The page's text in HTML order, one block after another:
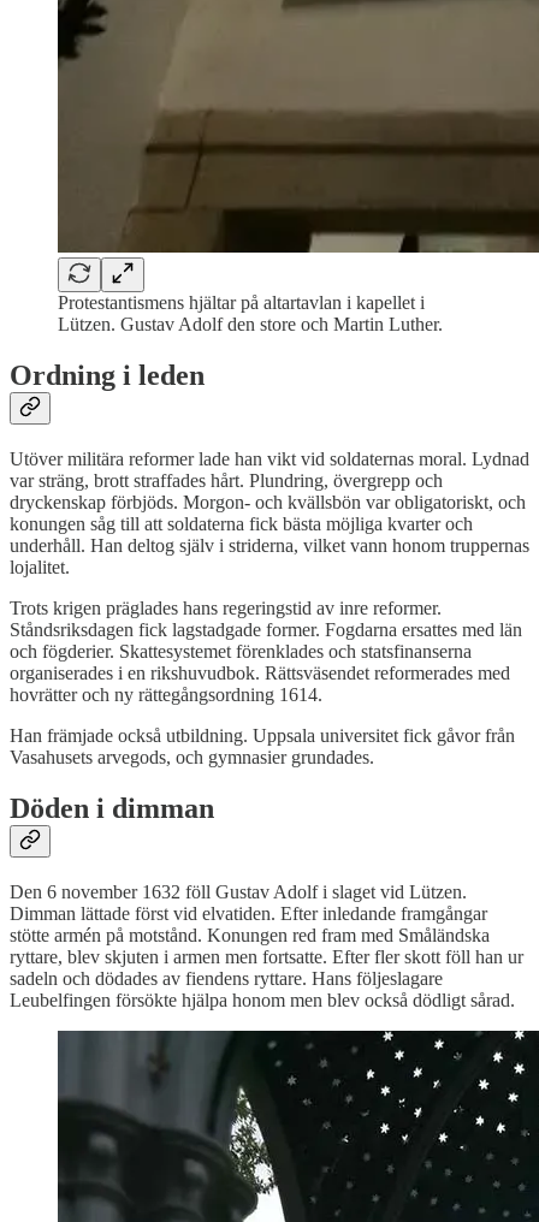
Protestantismens hjältar på altartavlan i kapellet i
Lützen. Gustav Adolf den store och Martin Luther.
Ordning i leden
Utöver militära reformer lade han vikt vid soldaternas moral. Lydnad
var sträng, brott straffades hårt. Plundring, övergrepp och
dryckenskap förbjöds. Morgon- och kvällsbön var obligatoriskt, och
konungen såg till att soldaterna fick bästa möjliga kvarter och
underhåll. Han deltog själv i striderna, vilket vann honom truppernas
lojalitet.
Trots krigen präglades hans regeringstid av inre reformer.
Ståndsriksdagen fick lagstadgade former. Fogdarna ersattes med län
och fögderier. Skattesystemet förenklades och statsfinanserna
organiserades i en rikshuvudbok. Rättsväsendet reformerades med
hovrätter och ny rättegångsordning 1614.
Han främjade också utbildning. Uppsala universitet fick gåvor från
Vasahusets arvegods, och gymnasier grundades.
Döden i dimman
Den 6 november 1632 föll Gustav Adolf i slaget vid Lützen.
Dimman lättade först vid elvatiden. Efter inledande framgångar
stötte armén på motstånd. Konungen red fram med Småländska
ryttare, blev skjuten i armen men fortsatte. Efter fler skott föll han ur
sadeln och dödades av fiendens ryttare. Hans följeslagare
Leubelfingen försökte hjälpa honom men blev också dödligt sårad.